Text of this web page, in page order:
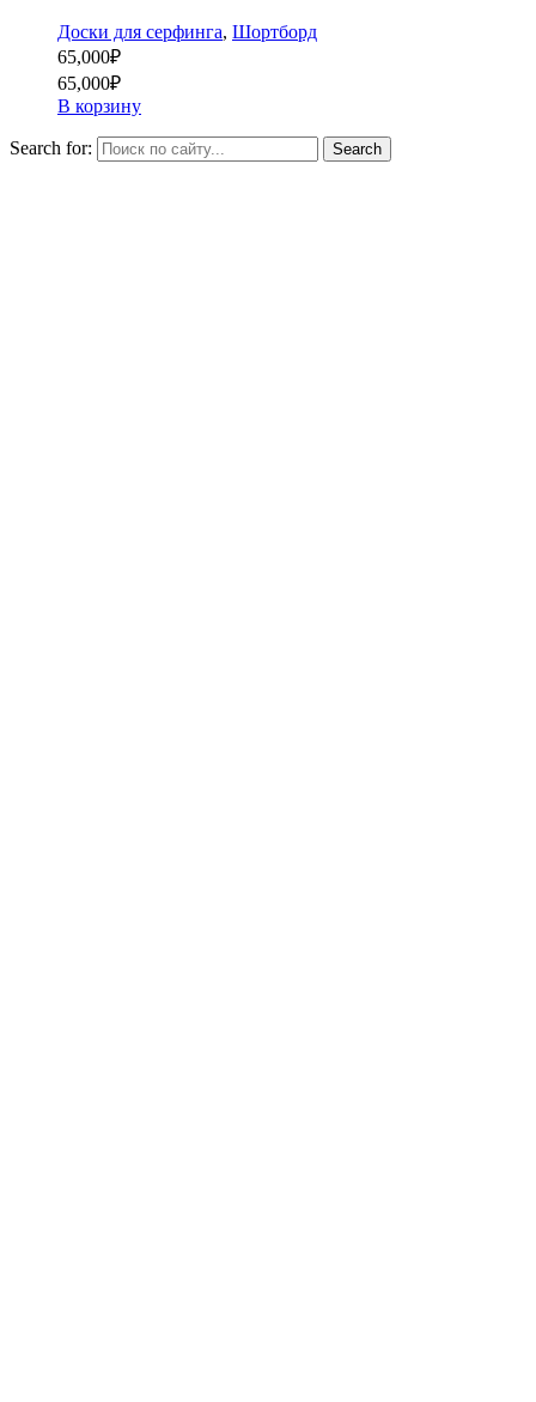
Доски для серфинга, Шортборд
65,000₽
65,000₽
В корзину
Search for: